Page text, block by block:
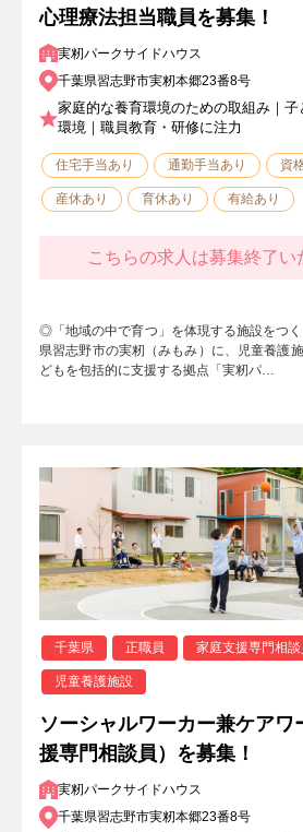
心理療法担当職員を募集！
実籾パークサイドハウス
千葉県習志野市実籾本郷23番8号
家庭的な養育環境のための取組み｜
環境｜職員教育・研修に注力
住宅手当あり 通勤手当あり 資
産休あり 育休あり 有給あり
こちらの求人は募集終了い
◎「地域の中で育つ」を体現する施設をつ
県習志野市の実籾（みもみ）に、児童養護
どもを包括的に支援する拠点「実籾パ…
千葉県 正職員 家庭支援専門相談
児童養護施設
ソーシャルワーカー兼ケアワ
援専門相談員）を募集！
実籾パークサイドハウス
千葉県習志野市実籾本郷23番8号